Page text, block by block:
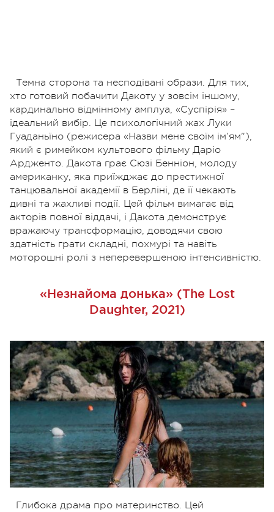
Темна сторона та несподівані образи. Для тих,
хто готовий побачити Дакоту у зовсім іншому,
кардинально відмінному амплуа, «Суспірія» –
ідеальний вибір. Це психологічний жах Луки
Гуаданьїно (режисера «Назви мене своїм ім’ям"),
який є римейком культового фільму Даріо
Ардженто. Дакота грає Сюзі Бенніон, молоду
американку, яка приїжджає до престижної
танцювальної академії в Берліні, де її чекають
дивні та жахливі події. Цей фільм вимагає від
акторів повної віддачі, і Дакота демонструє
вражаючу трансформацію, доводячи свою
здатність грати складні, похмурі та навіть
моторошні ролі з неперевершеною інтенсивністю.
«Незнайома донька» (The Lost
Daughter, 2021)
Глибока драма про материнство. Цей